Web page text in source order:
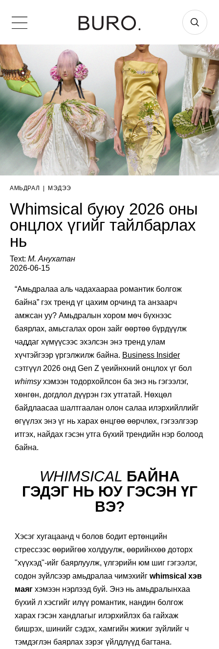
АМЬДРАЛ МЭДЭЭ
Whimsical буюу 2026 оны
онцлох үгийг тайлбарлах
нь
Text: М. Анухатан
2026-06-15
“Амьдралаа аль чадахаараа романтик болгож
байна” гэх тренд үг цахим орчинд та анзаарч
амжсан уу? Амьдралын хором мөч бүхнээс
баярлах, амьсгалах орон зайг өөртөө бүрдүүлж
чаддаг хүмүүсээс эхэлсэн энэ тренд улам
хүчтэйгээр үргэлжилж байна. Business Insider
сэтгүүл 2026 онд Gen Z үеийнхний онцлох үг бол
whimsyхэмээн тодорхойлсон ба энэ нь гэгээлэг,
хөнгөн, догдлол дүүрэн гэх утгатай. Нөхцөл
байдлаасаа шалтгаалан олон салаа илэрхийллийг
өгүүлэх энэ үг нь харах өнцгөө өөрчлөх, гэгээлгээр
итгэх, найдах гэсэн утга бүхий трендийн нэр болоод
байна.
WHIMSICAL БАЙНА
ГЭДЭГ НЬ ЮУ ГЭСЭН ҮГ
ВЭ?
Хэсэг хугацаанд ч болов бодит ертөнцийн
стрессээс өөрийгөө холдуулж, өөрийнхөө доторх
"хүүхэд"-ийг баярлуулж, үлгэрийн юм шиг гэгээлэг,
содон зүйлсээр амьдралаа чимэхийг whimsical хэв
маяг хэмээн нэрлээд буй. Энэ нь амьдралынхаа
бүхий л хэсгийг илүү романтик, нандин болгож
харах гэсэн хандлагыг илэрхийлэх ба гайхаж
бишрэх, шинийг сэдэх, хамгийн жижиг зүйлийг ч
тэмдэглэн баярлах зэрэг үйлдлүүд багтана.